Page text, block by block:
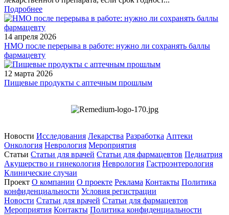
Подробнее
14 апреля 2026
НМО после перерыва в работе: нужно ли сохранять баллы
фармацевту
12 марта 2026
Пищевые продукты с аптечным прошлым
Новости Исследования Лекарства Разработка Аптеки
Онкология Неврология Мероприятия
Статьи Статьи для врачей Статьи для фармацевтов Педиатрия
Акушерство и гинекология Неврология Гастроэнтерология
Клинические случаи
Проект О компании О проекте Реклама Контакты Политика
конфиденциальности Условия регистрации
Новости Статьи для врачей Статьи для фармацевтов
Мероприятия Контакты Политика конфиденциальности